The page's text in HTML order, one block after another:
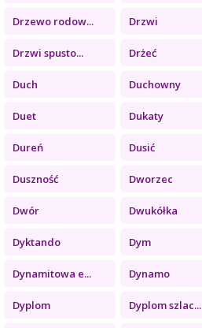
Drzewo rodow... Drzwi
Drzwi spusto... Drżeć
Duch Duchowny
Duet Dukaty
Dureń Dusić
Duszność Dworzec
Dwór Dwukółka
Dyktando Dym
Dynamitowa e... Dynamo
Dyplom Dyplom szlac...